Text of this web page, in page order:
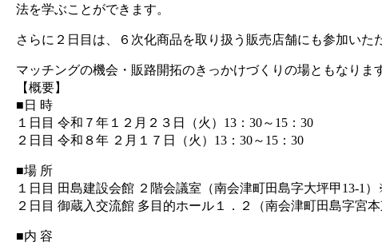
法を学ぶことができます。
さらに２日目は、６次化商品を取り扱う販売店舗にも参加いた
マッチングの機会・販路開拓のきっかけづくりの場ともなりま
【概要】
■日 時
１日目 令和７年１２月２３日（火）13：30～15：30
２日目 令和８年 ２月１７日（火）13：30～15：30
■場 所
１日目 田島建設会館 ２階会議室（南会津町田島字大坪甲13‐1
２日目 御蔵入交流館 多目的ホール１．２（南会津町田島字宮本
■内 容